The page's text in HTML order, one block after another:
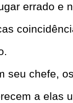
errado e
seu chefe,
a elas